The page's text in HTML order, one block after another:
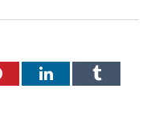
PinterestLinkedInTumblr